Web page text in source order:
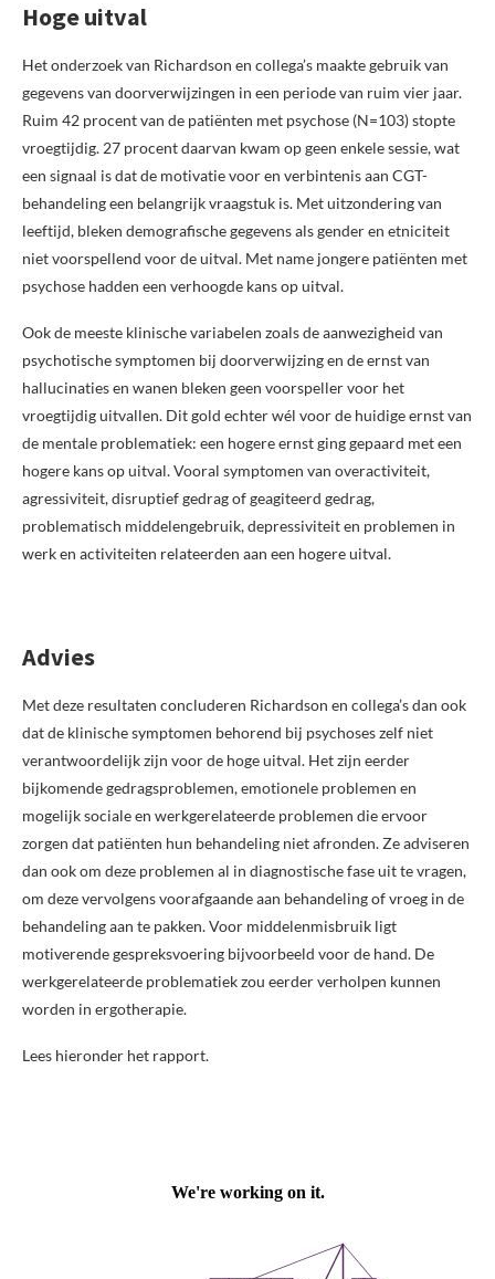
Hoge uitval
Het onderzoek van Richardson en collega’s maakte gebruik van
gegevens van doorverwijzingen in een periode van ruim vier jaar.
Ruim 42 procent van de patiënten met psychose (N=103) stopte
vroegtijdig. 27 procent daarvan kwam op geen enkele sessie, wat
een signaal is dat de motivatie voor en verbintenis aan CGT-
behandeling een belangrijk vraagstuk is. Met uitzondering van
leeftijd, bleken demografische gegevens als gender en etniciteit
niet voorspellend voor de uitval. Met name jongere patiënten met
psychose hadden een verhoogde kans op uitval.
Ook de meeste klinische variabelen zoals de aanwezigheid van
psychotische symptomen bij doorverwijzing en de ernst van
hallucinaties en wanen bleken geen voorspeller voor het
vroegtijdig uitvallen. Dit gold echter wél voor de huidige ernst van
de mentale problematiek: een hogere ernst ging gepaard met een
hogere kans op uitval. Vooral symptomen van overactiviteit,
agressiviteit, disruptief gedrag of geagiteerd gedrag,
problematisch middelengebruik, depressiviteit en problemen in
werk en activiteiten relateerden aan een hogere uitval.
Advies
Met deze resultaten concluderen Richardson en collega’s dan ook
dat de klinische symptomen behorend bij psychoses zelf niet
verantwoordelijk zijn voor de hoge uitval. Het zijn eerder
bijkomende gedragsproblemen, emotionele problemen en
mogelijk sociale en werkgerelateerde problemen die ervoor
zorgen dat patiënten hun behandeling niet afronden. Ze adviseren
dan ook om deze problemen al in diagnostische fase uit te vragen,
om deze vervolgens voorafgaande aan behandeling of vroeg in de
behandeling aan te pakken. Voor middelenmisbruik ligt
motiverende gespreksvoering bijvoorbeeld voor de hand. De
werkgerelateerde problematiek zou eerder verholpen kunnen
worden in ergotherapie.
Lees hieronder het rapport.